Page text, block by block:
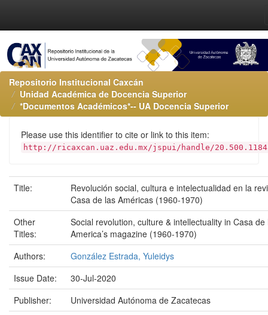
Repositorio Institucional Caxcán
Unidad Académica de Docencia Superior
*Documentos Académicos*-- UA Docencia Superior
Please use this identifier to cite or link to this item:
http://ricaxcan.uaz.edu.mx/jspui/handle/
Title:
Revolución social, cultura e intelectualidad en la
Casa de las Américas (1960-1970)
Other
Titles:
Social revolution, culture & intellectuality in Casa de
America’s magazine (1960-1970)
Authors:
González Estrada, Yuleidys
Issue Date:
30-Jul-2020
Publisher:
Universidad Autónoma de Zacatecas